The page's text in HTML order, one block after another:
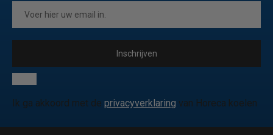
Inschrijven
Ik ga akkoord met de privacyverklaring van Horeca koelen